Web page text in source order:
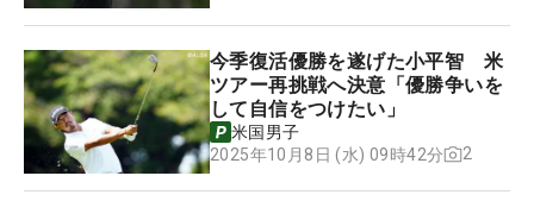
今季復活優勝を遂げた小平智 米
ツアー再挑戦へ決意「優勝争いを
して自信をつけたい」
米国男子
2025年10月8日 (水) 09時42分
2